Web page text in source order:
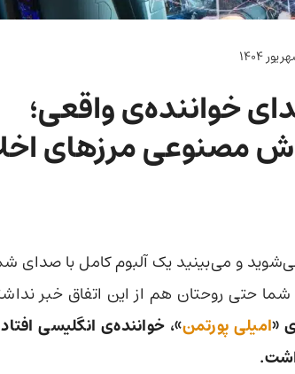
خواننده‌ی واقعی؛
مصنوعی مرزهای
و می‌بینید یک آلبوم کامل با صدای
حتی روحتان هم از این اتفاق خبر
«امیلی پورتمن»، خواننده‌ی انگلیسی